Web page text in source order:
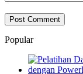
Popular